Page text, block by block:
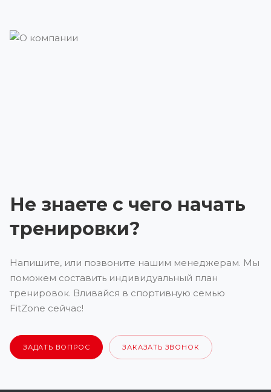
Не знаете с чего начать
тренировки?
Напишите, или позвоните нашим менеджерам. Мы
поможем составить индивидуальный план
тренировок. Вливайся в спортивную семью
FitZone сейчас!
ЗАДАТЬ ВОПРОС ЗАКАЗАТЬ ЗВОНОК